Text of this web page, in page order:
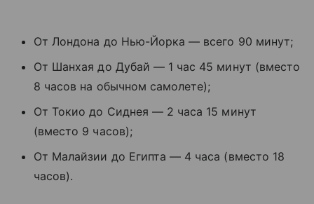
От Лондона до Нью-Йорка — всего 90 минут;
От Шанхая до Дубай — 1 час 45 минут (вместо
8 часов на обычном самолете);
От Токио до Сиднея — 2 часа 15 минут
(вместо 9 часов);
От Малайзии до Египта — 4 часа (вместо 18
часов).